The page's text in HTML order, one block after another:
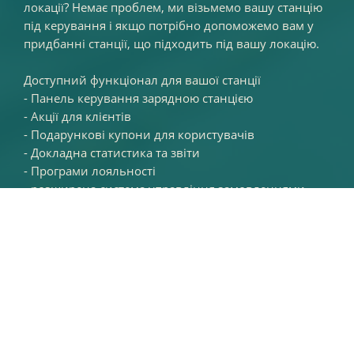
Київська область, Вулиця Київська 11, Вишневе
ICAR ЖК Orange Park DC80KW
Київська область, Крюківщина,Одеська ,23
ICAR ЖК Orange Park AC
Type1+Type2. 11
Київська область, Крюківщина, Oдеська 23
ICAR ЖК Orange Park AC gbt+gbt. 12
локації? Немає проблем, ми візьмемо вашу станцію
під керування і якщо потрібно допоможемо вам у
придбанні станції, що підходить під вашу локацію.
Доступний функціонал для вашої станції
- Панель керування зарядною станцією
- Акції для клієнтів
- Подарункові купони для користувачів
- Докладна статистика та звіти
- Програми лояльності
- розширена система управління замовленнями